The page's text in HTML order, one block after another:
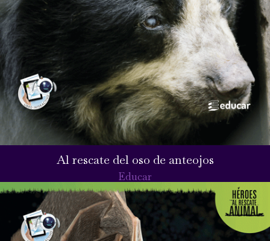
Al rescate del oso de anteojos
Educar